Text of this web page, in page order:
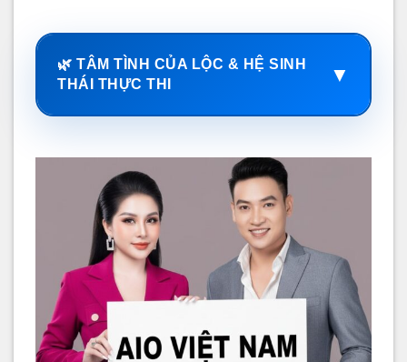
🌿 TÂM TÌNH CỦA LỘC & HỆ SINH
THÁI THỰC THI
▼